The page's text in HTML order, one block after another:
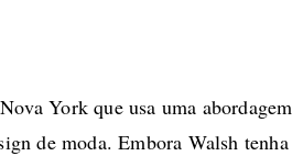
York que usa uma
de moda. Embora Walsh